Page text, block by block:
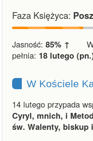
Faza Księżyca:
Jasność: 85% ↑
pełnia: 18 lutego
W Kościele
14 lutego przypada
Cyryl, mnich, i
św. Walenty, biskup